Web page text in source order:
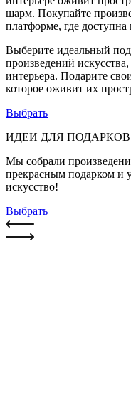
шарм. Покупайте
платформе, где
Выберите идеальный
произведений
интерьера. Подарите
которое оживит их
Выбрать
ИДЕИ ДЛЯ ПОДАРКОВ
Мы собрали
прекрасным подарком и
искусство!
Выбрать